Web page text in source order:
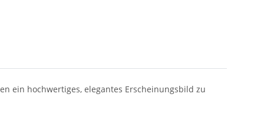
ein hochwertiges, elegantes Erscheinungsbild zu